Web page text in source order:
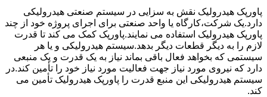
پاورپک هیدرولیک نقش به سزایی در سیستم صنعتی هیدرولیکی
دارد.یک شرکت،کارگاه یا واحد صنعتی برای اجرای پروژه خود از چند
پاورپک هیدرولیک استفاده می نمایند.پاورپک کمک می کند تا قدرت
لازم را به دیگر قطعات دیگر بدهد.سیستم هیدرولیکی و یا هر
سیستمی که بخواهد فعال باقی بماند نیاز به یک قدرت و یک منبعی
دارد که نیروی مورد نیاز جهت فعالیت مورد نیاز خود را تأمین کند.در
سیستم هیدرولیکی این منبع قدرت را پاورپک هیدرولیک تأمین می
کند.